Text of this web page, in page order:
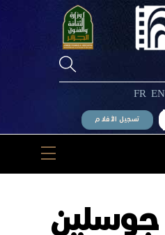
EN
FR
تسجيل الأفلام
Menu
جوسلين